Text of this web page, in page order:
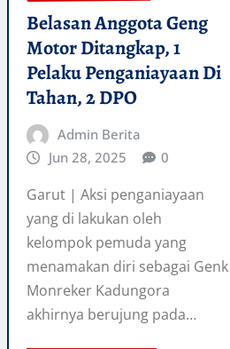
Belasan Anggota Geng
Motor Ditangkap, 1
Pelaku Penganiayaan Di
Tahan, 2 DPO
Admin Berita
Jun 28, 2025
0
Garut | Aksi penganiayaan
yang di lakukan oleh
kelompok pemuda yang
menamakan diri sebagai Genk
Monreker Kadungora
akhirnya berujung pada…